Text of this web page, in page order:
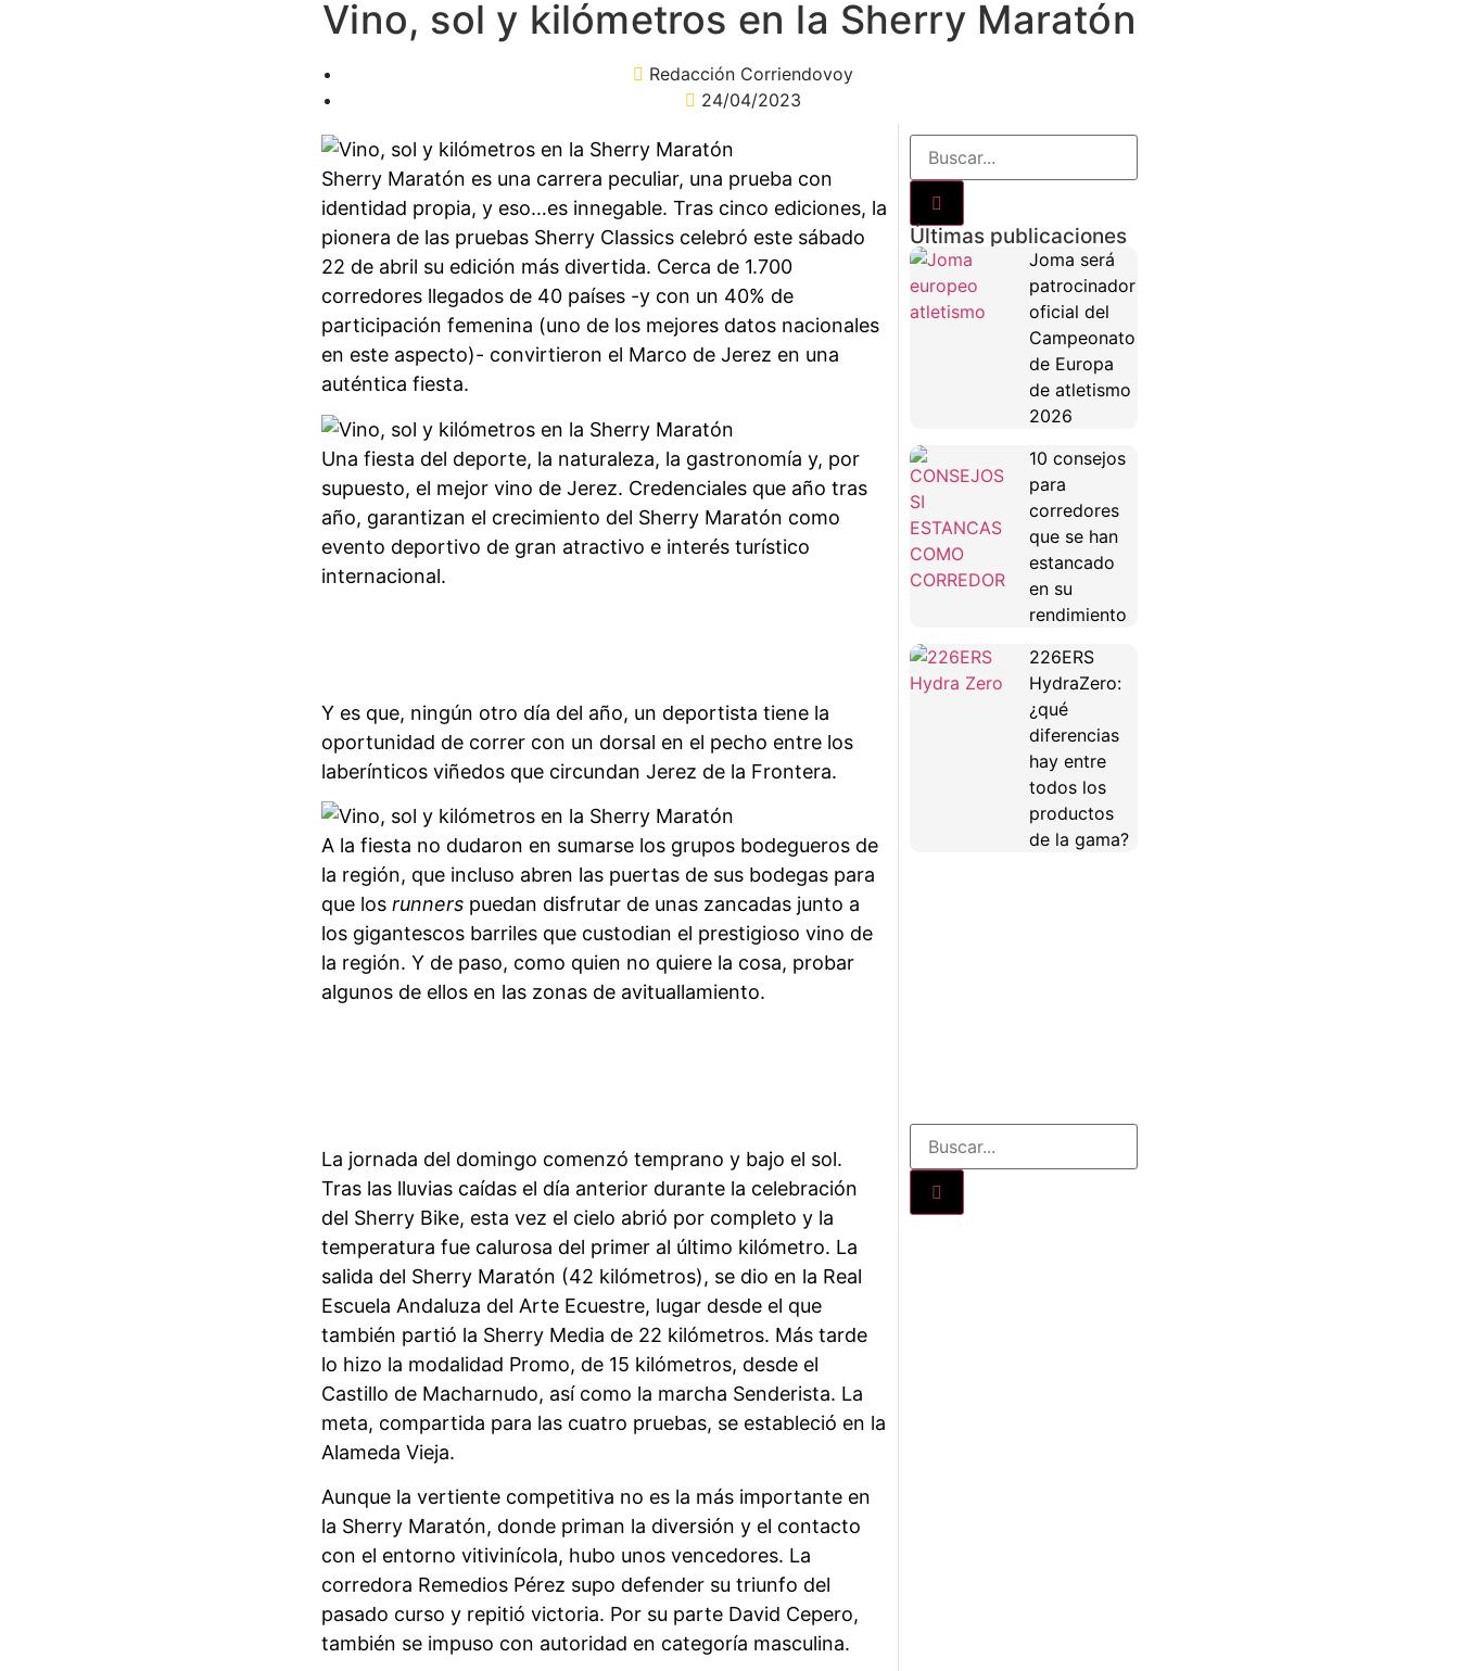
Vino, sol y kilómetros en la Sherry Maratón
Redacción Corriendovoy
24/04/2023
Sherry Maratón es una carrera peculiar, una prueba con
identidad propia, y eso…es innegable. Tras cinco ediciones, la
pionera de las pruebas Sherry Classics celebró este sábado
22 de abril su edición más divertida. Cerca de 1.700
corredores llegados de 40 países -y con un 40% de
participación femenina (uno de los mejores datos nacionales
en este aspecto)- convirtieron el Marco de Jerez en una
auténtica fiesta.
Una fiesta del deporte, la naturaleza, la gastronomía y, por
supuesto, el mejor vino de Jerez. Credenciales que año tras
año, garantizan el crecimiento del Sherry Maratón como
evento deportivo de gran atractivo e interés turístico
internacional.
Y es que, ningún otro día del año, un deportista tiene la
oportunidad de correr con un dorsal en el pecho entre los
laberínticos viñedos que circundan Jerez de la Frontera.
A la fiesta no dudaron en sumarse los grupos bodegueros de
la región, que incluso abren las puertas de sus bodegas para
que los runnerspuedan disfrutar de unas zancadas junto a
los gigantescos barriles que custodian el prestigioso vino de
la región. Y de paso, como quien no quiere la cosa, probar
algunos de ellos en las zonas de avituallamiento.
La jornada del domingo comenzó temprano y bajo el sol.
Tras las lluvias caídas el día anterior durante la celebración
del Sherry Bike, esta vez el cielo abrió por completo y la
temperatura fue calurosa del primer al último kilómetro. La
salida del Sherry Maratón (42 kilómetros), se dio en la Real
Escuela Andaluza del Arte Ecuestre, lugar desde el que
también partió la Sherry Media de 22 kilómetros. Más tarde
lo hizo la modalidad Promo, de 15 kilómetros, desde el
Castillo de Macharnudo, así como la marcha Senderista. La
meta, compartida para las cuatro pruebas, se estableció en la
Alameda Vieja.
Aunque la vertiente competitiva no es la más importante en
la Sherry Maratón, donde priman la diversión y el contacto
con el entorno vitivinícola, hubo unos vencedores. La
corredora Remedios Pérez supo defender su triunfo del
pasado curso y repitió victoria. Por su parte David Cepero,
también se impuso con autoridad en categoría masculina.
Últimas publicaciones
Joma será
patrocinador
oficial del
Campeonato
de Europa
de atletismo
2026
10 consejos
para
corredores
que se han
estancado
en su
rendimiento
226ERS
HydraZero:
¿qué
diferencias
hay entre
todos los
productos
de la gama?